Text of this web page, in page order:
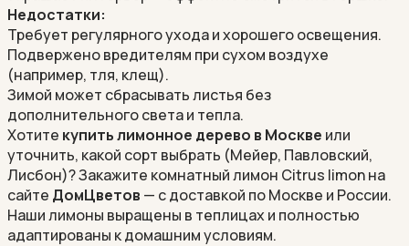
Недостатки:
Требует регулярного ухода и хорошего освещения.
Подвержено вредителям при сухом воздухе
(например, тля, клещ).
Зимой может сбрасывать листья без
дополнительного света и тепла.
Хотите купить лимонное дерево в Москве или
уточнить, какой сорт выбрать (Мейер, Павловский,
Лисбон)? Закажите комнатный лимон Citrus limonна
сайте ДомЦветов — с доставкой по Москве и России.
Наши лимоны выращены в теплицах и полностью
адаптированы к домашним условиям.